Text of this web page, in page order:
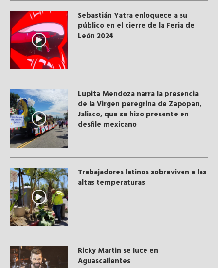
Sebastián Yatra enloquece a su
público en el cierre de la Feria de
León 2024
Lupita Mendoza narra la presencia
de la Virgen peregrina de Zapopan,
Jalisco, que se hizo presente en
desfile mexicano
Trabajadores latinos sobreviven a las
altas temperaturas
Ricky Martin se luce en
Aguascalientes